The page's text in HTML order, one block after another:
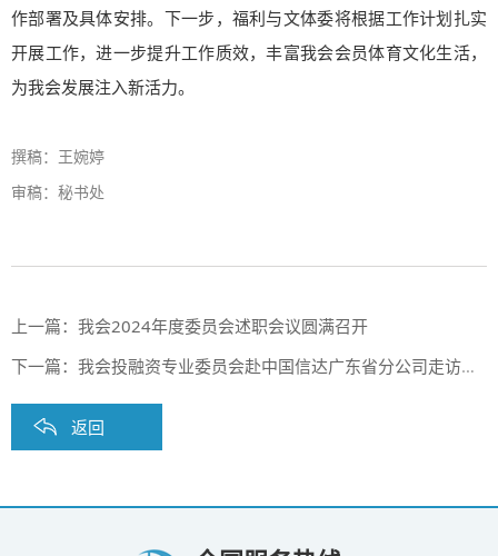
作部署及具体安排。下一步，福利与文体委将根据工作计划扎实
开展工作，进一步提升工作质效，丰富我会会员体育文化生活，
为我会发展注入新活力。
撰稿：王婉婷
审稿：秘书处
上一篇： 我会2024年度委员会述职会议圆满召开
下一篇： 我会投融资专业委员会赴中国信达广东省分公司走访交流破产项目投融资事宜
返回